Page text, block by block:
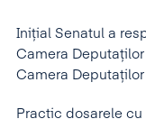
Inițial Senatul a
Camera
Camera
Practic dosarele